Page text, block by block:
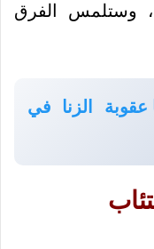
وستلمس الفرق
عقوبة الزنا في